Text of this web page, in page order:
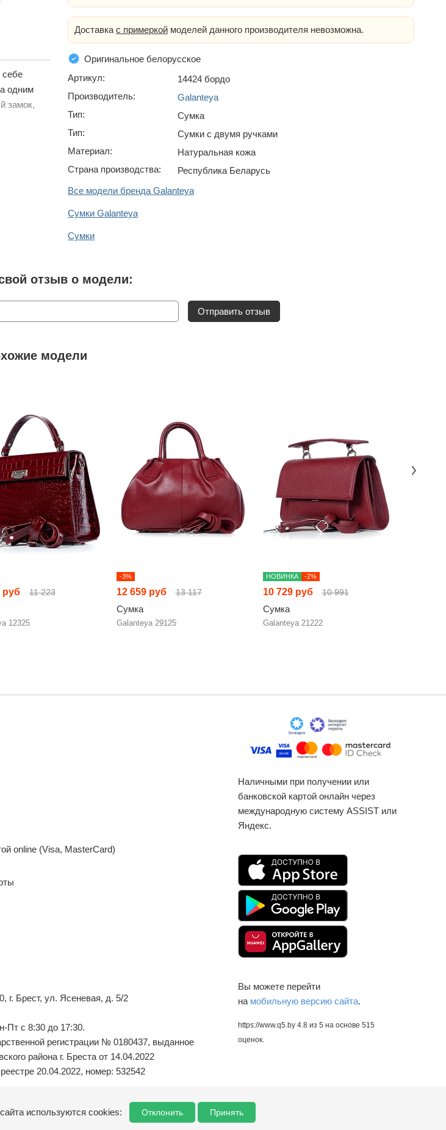
себе
одним
замок,
Доставка с примеркой моделей данного производителя невозможна.
Оригинальное белорусское
Артикул:
14424 бордо
Производитель:
Galanteya
Тип:
Сумка
Тип:
Сумки с двумя ручками
Материал:
Натуральная кожа
Страна производства:
Республика Беларусь
Все модели бренда Galanteya
Сумки Galanteya
Сумки
отзыв о модели:
Отправить отзыв
модели
руб 11 223
12325
-3%
12 659 руб 13 117
Сумка
Galanteya 29125
НОВИНКА -2%
10 729 руб 10 991
Сумка
Galanteya 21222
online (Visa, MasterCard)
г. Брест, ул. Ясеневая, д. 5/2
Пт с 8:30 до 17:30.
регистрации № 0180437, выданное
района г. Бреста от 14.04.2022
20.04.2022, номер: 532542
орган по обращениям покупателей:
Наличными при получении или
банковской картой онлайн через
международную систему ASSIST или
Яндекс.
Вы можете перейти
на мобильную версию сайта.
https://www.q5.by 4.8 из 5 на основе 515
оценок.
используются cookies: Отклонить Принять